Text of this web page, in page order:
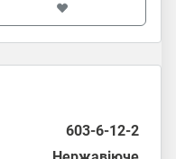
603-6-12-2